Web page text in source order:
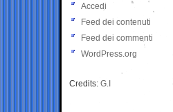
Accedi
Feed dei contenuti
Feed dei commenti
WordPress.org
Credits: G.I